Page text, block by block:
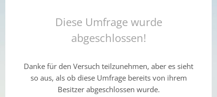
Diese Umfrage wurde
abgeschlossen!
Danke für den Versuch teilzunehmen, aber es sieht
so aus, als ob diese Umfrage bereits von ihrem
Besitzer abgeschlossen wurde.